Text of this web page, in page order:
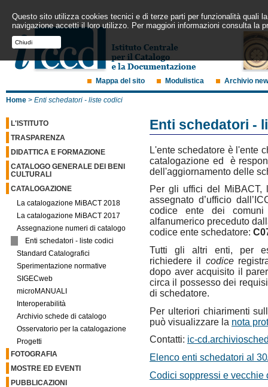
Questo sito utilizza cookies tecnici e di terze parti per funzionalità quali
navigazione accetti il loro utilizzo. Per maggiori informazioni consulta la
Chiudi
Mappa del sito Modulistica Archivio
Home > Enti schedatori - liste codici
L'ISTITUTO
TRASPARENZA
DIDATTICA E FORMAZIONE
CATALOGO GENERALE DEI BENI
CULTURALI
CATALOGAZIONE
La catalogazione MiBACT 2018
La catalogazione MiBACT 2017
Assegnazione numeri di catalogo
Enti schedatori - liste codici
Standard Catalografici
Sperimentazione normative
SIGECweb
microMANUALI
Interoperabilità
Archivio schede di catalogo
Osservatorio per la catalogazione
Progetti
FOTOGRAFIA
MOSTRE ED EVENTI
PUBBLICAZIONI
Enti schedatori -
L'ente schedatore è l'ente
catalogazione ed è
dell'aggiornamento delle
Per gli uffici del
assegnato d’ufficio
codice ente dei
alfanumerico preceduto
codice ente schedatore:
Tutti gli altri enti, per
richiedere il codice
dopo aver acquisito il
circa il possesso dei
di schedatore.
Per ulteriori chiarimenti
può visualizzare la nota
Contatti: ic-
Elenco enti schedatori al
Codici soppressi e